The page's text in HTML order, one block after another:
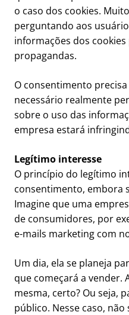
o caso dos cookies.
perguntando aos
informações dos
propagandas.
O consentimento
necessário realmente
sobre o uso das
empresa estará
Legítimo interesse
O princípio do legítimo
consentimento, embora
Imagine que uma
de consumidores, por
e-mails marketing com
Um dia, ela se planeja
que começará a vender.
mesma, certo? Ou seja,
público. Nesse caso,